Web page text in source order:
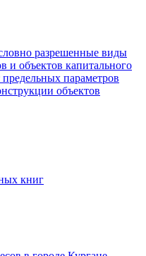
разрешенные виды
и объектов капитального
предельных параметров
объектов
книг